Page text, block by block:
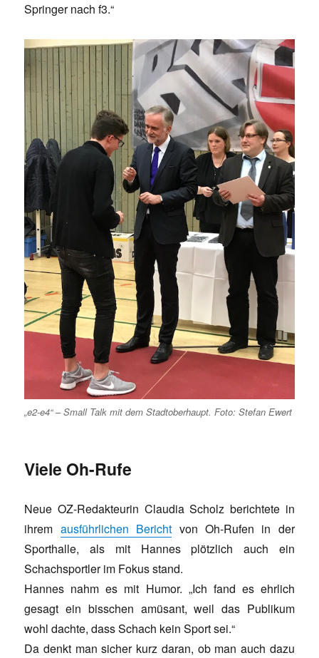
Springer nach f3.“
„e2-e4“ – Small Talk mit dem Stadtoberhaupt. Foto: Stefan Ewert
Viele Oh-Rufe
Neue OZ-Redakteurin Claudia Scholz berichtete in
ihrem ausführlichen Bericht von Oh-Rufen in der
Sporthalle, als mit Hannes plötzlich auch ein
Schachsportler im Fokus stand.
Hannes nahm es mit Humor. „Ich fand es ehrlich
gesagt ein bisschen amüsant, weil das Publikum
wohl dachte, dass Schach kein Sport sei.“
Da denkt man sicher kurz daran, ob man auch dazu